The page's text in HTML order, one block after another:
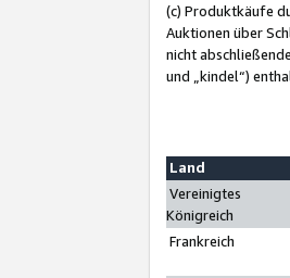
(c) Produktkäufe
Auktionen über
nicht
und „kindel“)
Land
Vereinigtes
Königreich
Frankreich